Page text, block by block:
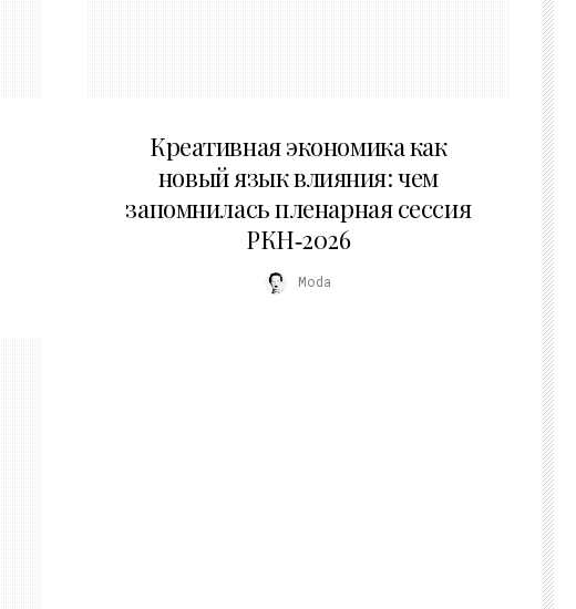
Креативная экономика как
новый язык влияния: чем
запомнилась пленарная сессия
РКН‑2026
Moda